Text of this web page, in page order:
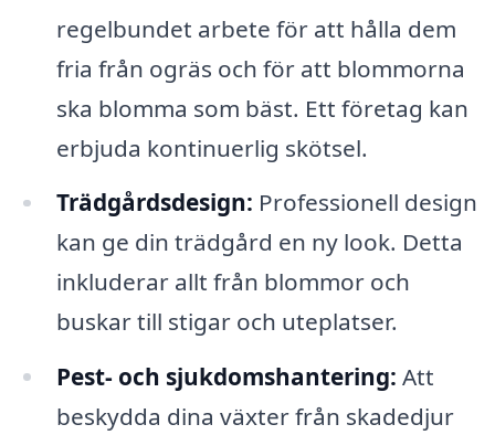
regelbundet arbete för att hålla dem
fria från ogräs och för att blommorna
ska blomma som bäst. Ett företag kan
erbjuda kontinuerlig skötsel.
Trädgårdsdesign: Professionell design
kan ge din trädgård en ny look. Detta
inkluderar allt från blommor och
buskar till stigar och uteplatser.
Pest- och sjukdomshantering: Att
beskydda dina växter från skadedjur